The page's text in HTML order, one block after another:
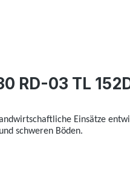
RD-03 TL
Einsätze
schweren Böden.